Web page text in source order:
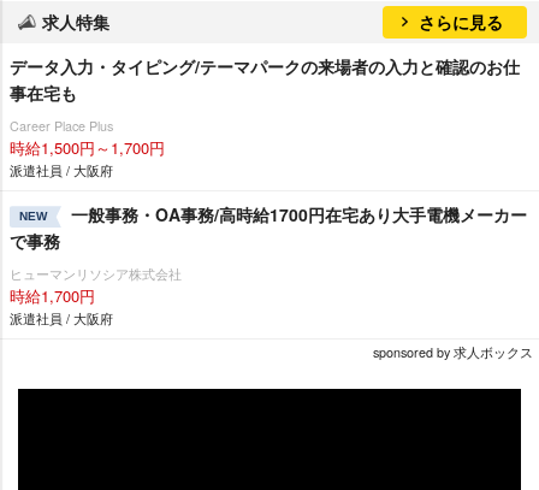
求人特集
さらに見る
データ入力・タイピング/テーマパークの来場者の入力と確認のお仕
事在宅も
Career Place Plus
時給1,500円～1,700円
派遣社員 / 大阪府
NEW
一般事務・OA事務/高時給1700円在宅あり大手電機メーカー
で事務
ヒューマンリソシア株式会社
時給1,700円
派遣社員 / 大阪府
sponsored by 求人ボックス